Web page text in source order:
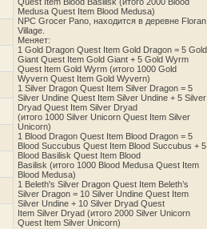
Medusa Quest Item Blood Medusa)
NPC Grocer Pano, находится в деревне Floran
Village.
Меняет:
1 Gold Dragon Quest Item Gold Dragon = 5 Gold
Giant Quest Item Gold Giant + 5 Gold Wyrm
Quest Item Gold Wyrm (итого 1000 Gold
Wyvern Quest Item Gold Wyvern)
1 Silver Dragon Quest Item Silver Dragon = 5
Silver Undine Quest Item Silver Undine + 5 Silver
Dryad Quest Item Silver Dryad
(итого 1000 Silver Unicorn Quest Item Silver
Unicorn)
1 Blood Dragon Quest Item Blood Dragon = 5
Blood Succubus Quest Item Blood Succubus + 5
Blood Basilisk Quest Item Blood
Basilisk (итого 1000 Blood Medusa Quest Item
Blood Medusa)
1 Beleth's Silver Dragon Quest Item Beleth’s
Silver Dragon = 10 Silver Undine Quest Item
Silver Undine + 10 Silver Dryad Quest
Item Silver Dryad (итого 2000 Silver Unicorn
Quest Item Silver Unicorn)